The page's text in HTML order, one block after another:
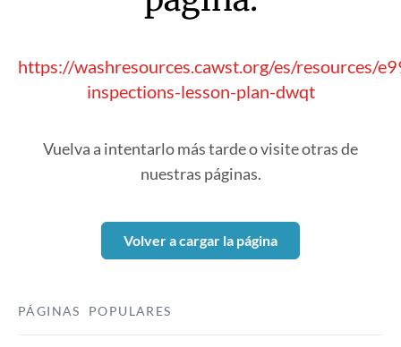
https://washresources.cawst.org/es/resources/
inspections-lesson-plan-dwqt
Vuelva a intentarlo más tarde o visite otras de
nuestras páginas.
Volver a cargar la página
PÁGINAS POPULARES